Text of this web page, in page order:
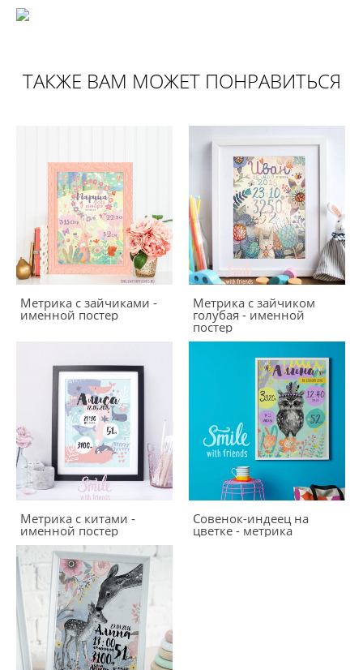
ТАКЖЕ ВАМ МОЖЕТ ПОНРАВИТЬСЯ
Метрика c зайчиками -
именной постер
Метрика с зайчиком
голубая - именной
постер
Метрика с китами -
именной постер
Совенок-индеец на
цветке - метрика